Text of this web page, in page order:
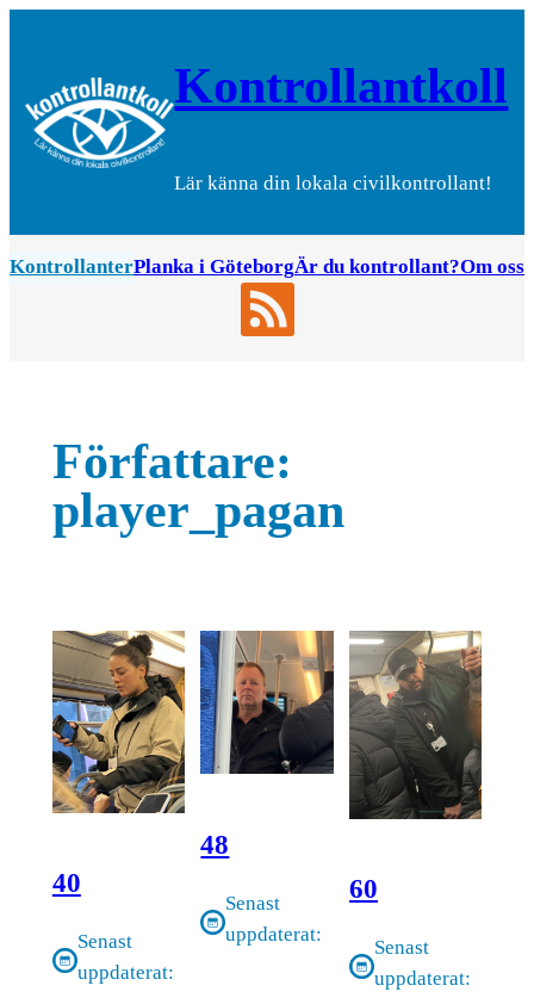
innehåll
Kontrollantkoll
Lär känna din lokala civilkontrollant!
KontrollanterPlanka i GöteborgÄr du kontrollant?Om oss
Författare:
player_pagan
40
Senast
uppdaterat:
48
Senast
uppdaterat:
60
Senast
uppdaterat: